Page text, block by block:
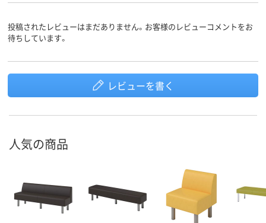
投稿されたレビューはまだありません。お客様のレビューコメントをお
待ちしています。
レビューを書く
人気の商品